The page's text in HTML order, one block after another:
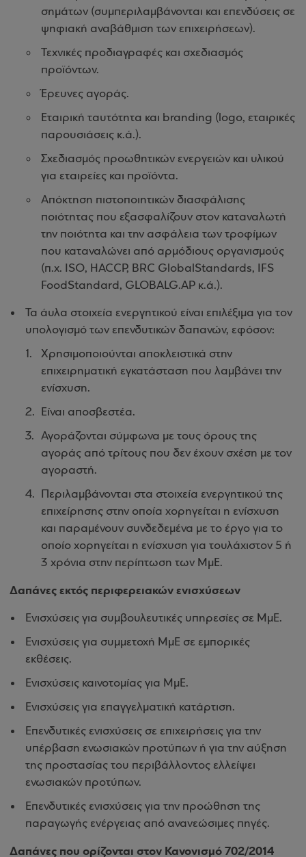
σημάτων (συμπεριλαμβάνονται και επενδύσεις σε
ψηφιακή αναβάθμιση των επιχειρήσεων).
Τεχνικές προδιαγραφές και σχεδιασμός
προϊόντων.
Έρευνες αγοράς.
Εταιρική ταυτότητα και branding (logo, εταιρικές
παρουσιάσεις κ.ά.).
Σχεδιασμός προωθητικών ενεργειών και υλικού
για εταιρείες και προϊόντα.
Απόκτηση πιστοποιητικών διασφάλισης
ποιότητας που εξασφαλίζουν στον καταναλωτή
την ποιότητα και την ασφάλεια των τροφίμων
που καταναλώνει από αρμόδιους οργανισμούς
(π.χ. ISO, HACCP, BRC GlobalStandards, IFS
FoodStandard, GLOBALG.AP κ.ά.).
Τα άυλα στοιχεία ενεργητικού είναι επιλέξιμα για τον
υπολογισμό των επενδυτικών δαπανών, εφόσον:
Χρησιμοποιούνται αποκλειστικά στην
επιχειρηματική εγκατάσταση που λαμβάνει την
ενίσχυση.
Είναι αποσβεστέα.
Αγοράζονται σύμφωνα με τους όρους της
αγοράς από τρίτους που δεν έχουν σχέση με τον
αγοραστή.
Περιλαμβάνονται στα στοιχεία ενεργητικού της
επιχείρησης στην οποία χορηγείται η ενίσχυση
και παραμένουν συνδεδεμένα με το έργο για το
οποίο χορηγείται η ενίσχυση για τουλάχιστον 5 ή
3 χρόνια στην περίπτωση των ΜμΕ.
Δαπάνες εκτός περιφερειακών ενισχύσεων
Ενισχύσεις για συμβουλευτικές υπηρεσίες σε ΜμΕ.
Ενισχύσεις για συμμετοχή ΜμΕ σε εμπορικές
εκθέσεις.
Ενισχύσεις καινοτομίας για ΜμΕ.
Ενισχύσεις για επαγγελματική κατάρτιση.
Επενδυτικές ενισχύσεις σε επιχειρήσεις για την
υπέρβαση ενωσιακών προτύπων ή για την αύξηση
της προστασίας του περιβάλλοντος ελλείψει
ενωσιακών προτύπων.
Επενδυτικές ενισχύσεις για την προώθηση της
παραγωγής ενέργειας από ανανεώσιμες πηγές.
Δαπάνες που ορίζονται στον Κανονισμό 702/2014